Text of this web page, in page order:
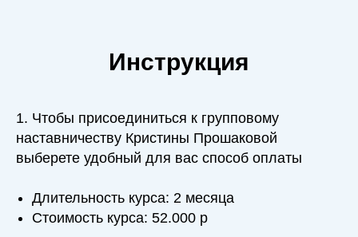
Инструкция
1. Чтобы присоединиться к групповому
наставничеству Кристины Прошаковой
выберете удобный для вас способ оплаты
Длительность курса: 2 месяца
Стоимость курса: 52.000 р